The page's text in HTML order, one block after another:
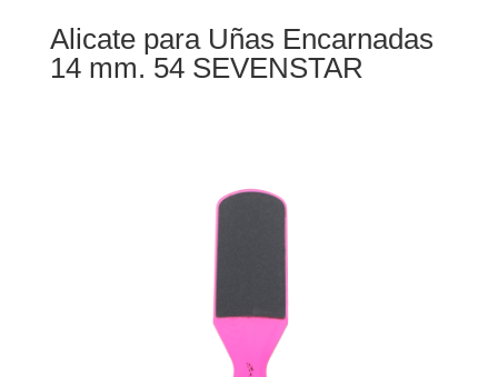
Alicate para Uñas Encarnadas
14 mm. 54 SEVENSTAR